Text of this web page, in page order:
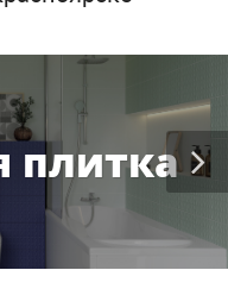
плитка